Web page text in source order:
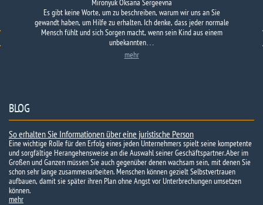
Mironyuk Oksana Sergeevna
Es gibt keine Worte, um zu beschreiben, warum wir uns an Sie
gewandt haben, um Hilfe zu erhalten. Ich denke, dass jeder normale
Mensch fühlt und sich Sorgen macht, wenn sein Kind aus einem
unbekannten…
mehr
BLOG
So erhalten Sie Informationen über eine juristische Person
Eine wichtige Rolle für den Erfolg eines jeden Unternehmers spielt seine kompetente
und sorgfältige Herangehensweise an die Auswahl seiner Geschäftspartner. Aber im
Großen und Ganzen müssen Sie auch gegenüber denen wachsam sein, mit denen Sie
schon sehr lange zusammenarbeiten. Menschen können gezielt Selbstvertrauen
aufbauen, damit sie später ihren Plan ohne Angst vor Unterbrechungen umsetzen
können.
mehr